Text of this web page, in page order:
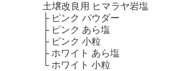
土壌改良用 ヒマラヤ岩塩
├ ピンク パウダー
├ ピンク あら塩
├ ピンク 小粒
├ ホワイト あら塩
└ ホワイト 小粒